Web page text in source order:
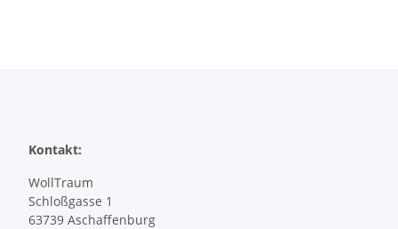
Kontakt:
WollTraum
Schloßgasse 1
63739 Aschaffenburg